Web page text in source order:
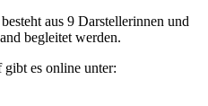
aus 9 Darstellerinnen und
begleitet werden.
es online unter: